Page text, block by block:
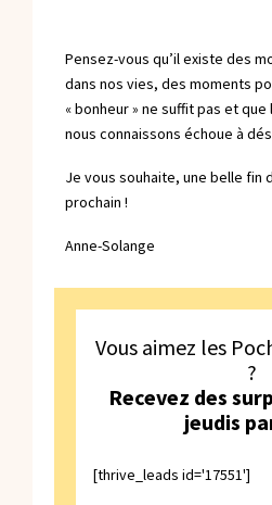
Pensez-vous qu’il existe des
dans nos vies, des moments
« bonheur » ne suffit pas et
nous connaissons échoue à
Je vous souhaite, une belle fin
prochain !
Anne-Solange
Vous aimez les
?
Recevez des
jeudis
[thrive_leads id='17551']